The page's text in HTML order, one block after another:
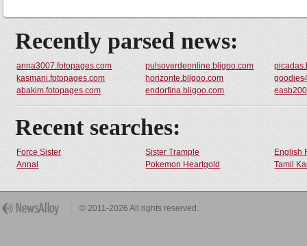
Recently parsed news:
anna3007.fotopages.com pulsoverdeonline.bligoo.com
kasmani.fotopages.com
horizonte.bligoo.com
abakim.fotopages.com
endorfina.bligoo.com
Recent searches:
Force Sister Sister Trample
English
Annal
Pokemon Heartgold Tamil
© 2011-2026 All rights reserved.